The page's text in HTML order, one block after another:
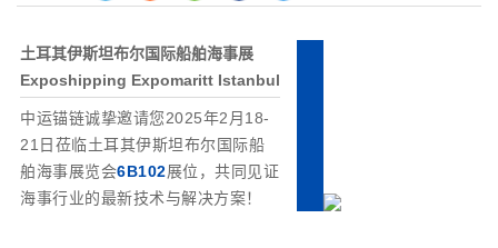
土耳其伊斯坦布尔国际船舶海事展
Exposhipping Expomaritt Istanbul
中运锚链诚挚邀请您2025年2月18-
21日莅临土耳其伊斯坦布尔国际船
舶海事展览会6B102展位，共同见证
海事行业的最新技术与解决方案！